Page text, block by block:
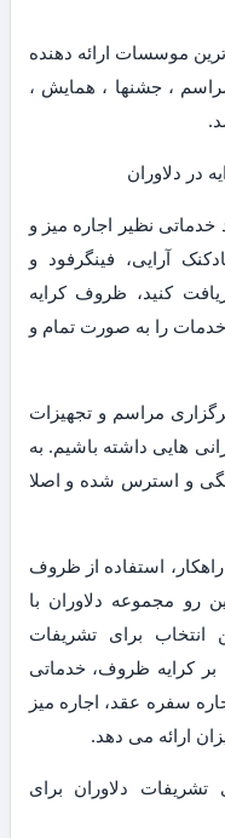
موسسات ارائه دهنده
، جشنها ، همایش ،
در دلاوران
نظیر اجاره میز و
آرایی، فینگرفود و
کنید، ظروف کرایه
خدمات را به صورت تمام و
مراسم و تجهیزات
هایی داشته باشیم. به
و استرس شده و اصلا
استفاده از ظروف
رو مجموعه دلاوران با
برای تشریفات
کرایه ظروف، خدماتی
سفره عقد، اجاره میز
ارائه می دهد.
دلاوران برای